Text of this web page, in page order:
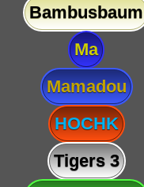
Bambusbaum
Ma
Mamadou
HOCHK
Tigers 3